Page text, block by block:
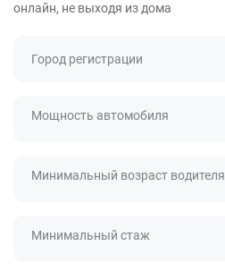
онлайн, не выходя из дома
Город регистрации
Мощность автомобиля
Минимальный возраст водителя
Минимальный стаж